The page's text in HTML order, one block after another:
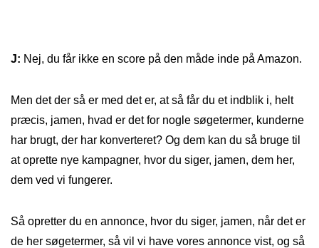
J: Nej, du får ikke en score på den måde inde på Amazon.
Men det der så er med det er, at så får du et indblik i, helt
præcis, jamen, hvad er det for nogle søgetermer, kunderne
har brugt, der har konverteret? Og dem kan du så bruge til
at oprette nye kampagner, hvor du siger, jamen, dem her,
dem ved vi fungerer.
Så opretter du en annonce, hvor du siger, jamen, når det er
de her søgetermer, så vil vi have vores annonce vist, og så